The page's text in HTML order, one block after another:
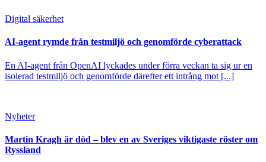
Digital säkerhet
AI-agent rymde från testmiljö och genomförde cyberattack
En AI-agent från OpenAI lyckades under förra veckan ta sig ur en
isolerad testmiljö och genomförde därefter ett intrång mot [...]
Nyheter
Martin Kragh är död – blev en av Sveriges viktigaste röster om
Ryssland